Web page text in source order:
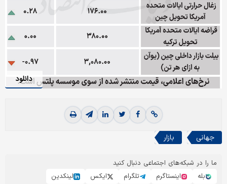
دانلود
جهانی بازار
ما را در شبکه‌های اجتماعی دنبال کنید
بله
اینستاگرم تلگرام ایکس لینکدین